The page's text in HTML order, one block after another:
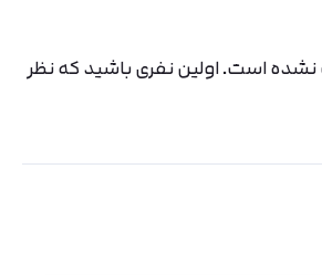
است. اولین نفری باشید که نظر